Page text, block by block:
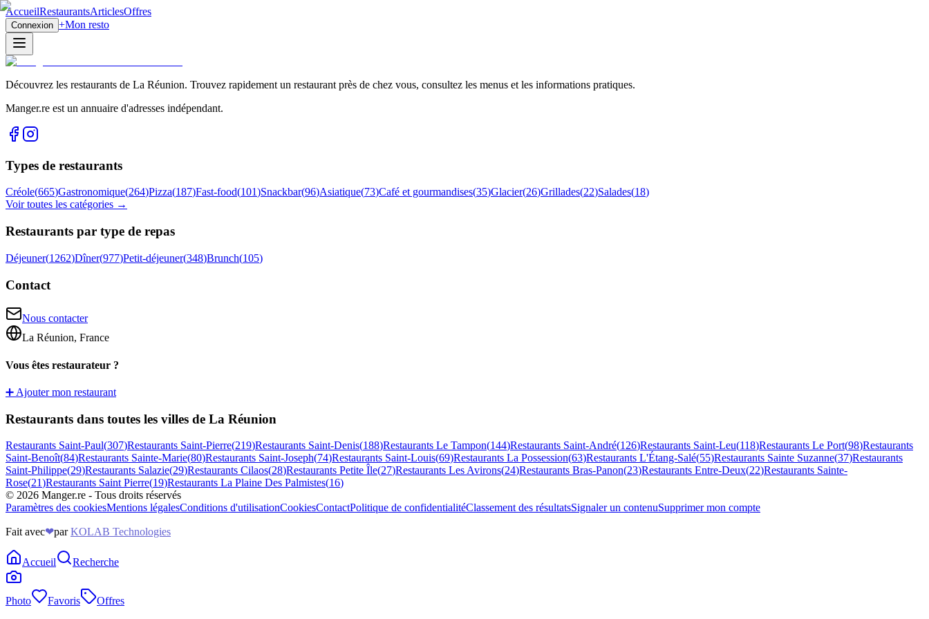
AccueilRestaurantsArticlesOffres
Connexion +Mon resto
Découvrez les restaurants de La Réunion. Trouvez rapidement un restaurant près de chez vous, consultez les menus et les informations pratiques.
Manger.re est un annuaire d'adresses indépendant.
Types de restaurants
Créole(665)Gastronomique(264)Pizza(187)Fast-food(101)Snackbar(96)Asiatique(73)Café et gourmandises(35)Glacier(26)Grillades(22)Salades(18)
Voir toutes les catégories →
Restaurants par type de repas
Déjeuner(1262)Dîner(977)Petit-déjeuner(348)Brunch(105)
Contact
Nous contacter
La Réunion, France
Vous êtes restaurateur ?
➕ Ajouter mon restaurant
Restaurants dans toutes les villes de La Réunion
Restaurants Saint-Paul(307)Restaurants Saint-Pierre(219)Restaurants Saint-Denis(188)Restaurants Le Tampon(144)Restaurants Saint-André(126)Restaurants Saint-Leu(118)Restaurants Le Port(98)Restaurants
Saint-Benoît(84)Restaurants Sainte-Marie(80)Restaurants Saint-Joseph(74)Restaurants Saint-Louis(69)Restaurants La Possession(63)Restaurants L'Étang-Salé(55)Restaurants Sainte Suzanne(37)Restaurants
Saint-Philippe(29)Restaurants Salazie(29)Restaurants Cilaos(28)Restaurants Petite Île(27)Restaurants Les Avirons(24)Restaurants Bras-Panon(23)Restaurants Entre-Deux(22)Restaurants Sainte-
Rose(21)Restaurants Saint Pierre(19)Restaurants La Plaine Des Palmistes(16)
© 2026 Manger.re - Tous droits réservés
Paramètres des cookiesMentions légalesConditions d'utilisationCookiesContactPolitique de confidentialitéClassement des résultatsSignaler un contenuSupprimer mon compte
Fait avec❤par KOLAB Technologies
Accueil Recherche
Photo Favoris Offres